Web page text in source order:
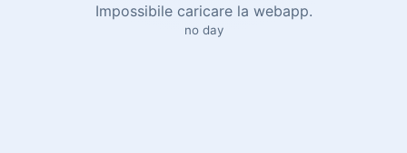
Impossibile caricare la webapp.
no day